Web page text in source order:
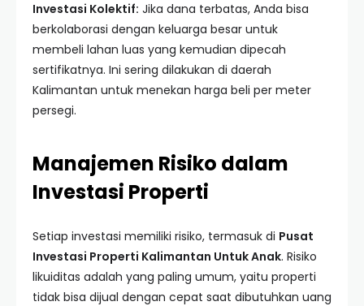
Investasi Kolektif: Jika dana terbatas, Anda bisa
berkolaborasi dengan keluarga besar untuk
membeli lahan luas yang kemudian dipecah
sertifikatnya. Ini sering dilakukan di daerah
Kalimantan untuk menekan harga beli per meter
persegi.
Manajemen Risiko dalam
Investasi Properti
Setiap investasi memiliki risiko, termasuk di Pusat
Investasi Properti Kalimantan Untuk Anak. Risiko
likuiditas adalah yang paling umum, yaitu properti
tidak bisa dijual dengan cepat saat dibutuhkan uang